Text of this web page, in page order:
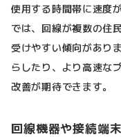
使用する時間帯に速度
では、回線が複数の住
受けやすい傾向があり
らしたり、より高速な
改善が期待できます。
回線機器や接続端